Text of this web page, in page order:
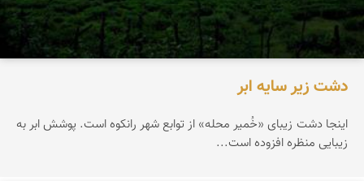
دشت زیر سایه ابر
اینجا دشت زیبای «خُمیر محله» از توابع شهر رانکوه است. پوشش ابر به
زیبایی منظره افزوده است...